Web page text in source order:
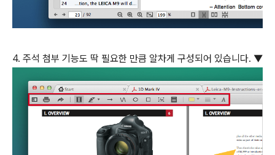
4. 주석 첨부 기능도 딱 필요한 만큼 알차게 구성되어 있습니다. ▼